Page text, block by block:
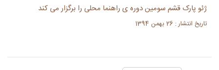
ژئو پارک قشم سومین دوره ی راهنما محلی را برگزار می کند
تاریخ انتشار : 26 بهمن 1394